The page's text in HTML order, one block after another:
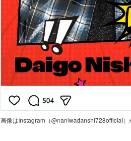
画像はInstagram（@naniwadanshi728official）